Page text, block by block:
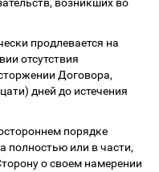
продлевается на
отсутствия
Договора,
дней до истечения
порядке
полностью или в части,
о своем намерении